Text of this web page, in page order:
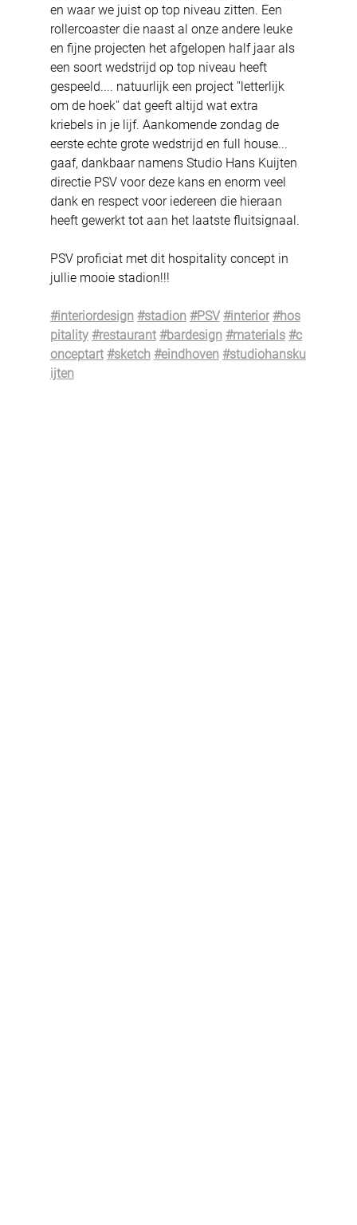
en waar we juist op top niveau zitten. Een
rollercoaster die naast al onze andere leuke
en fijne projecten het afgelopen half jaar als
een soort wedstrijd op top niveau heeft
gespeeld.... natuurlijk een project ''letterlijk
om de hoek'' dat geeft altijd wat extra
kriebels in je lijf. Aankomende zondag de
eerste echte grote wedstrijd en full house...
gaaf, dankbaar namens Studio Hans Kuijten
directie PSV voor deze kans en enorm veel
dank en respect voor iedereen die hieraan
heeft gewerkt tot aan het laatste fluitsignaal.
PSV proficiat met dit hospitality concept in
jullie mooie stadion!!!
#interiordesign #stadion #PSV #interior #hos
pitality #restaurant #bardesign #materials #c
onceptart #sketch #eindhoven #studiohansku
ijten